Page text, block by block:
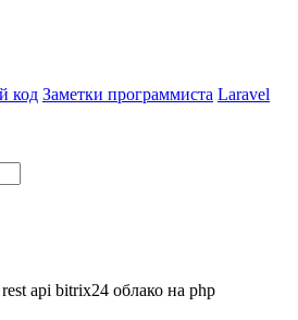
код Заметки программиста Laravel
api bitrix24 облако на php